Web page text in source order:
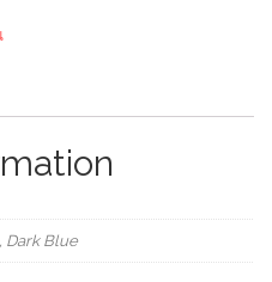
Dark Blue